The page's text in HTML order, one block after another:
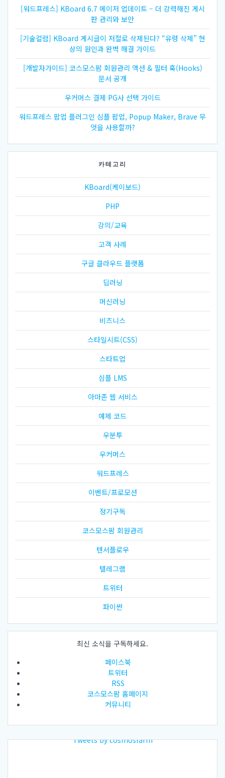
[워드프레스] KBoard 6.7 메이저 업데이트 – 더 강력해진 게시
판 관리와 보안
[기술컬럼] KBoard 게시글이 저절로 삭제된다? “유령 삭제” 현
상의 원인과 완벽 해결 가이드
[개발자가이드] 코스모스팜 회원관리 액션 & 필터 훅(Hooks)
문서 공개
우커머스 결제 PG사 선택 가이드
워드프레스 팝업 플러그인 심플 팝업, Popup Maker, Brave 무
엇을 사용할까?
카테고리
KBoard(케이보드)
PHP
강의/교육
고객 사례
구글 클라우드 플랫폼
딥러닝
머신러닝
비즈니스
스타일시트(CSS)
스타트업
심플 LMS
아마존 웹 서비스
예제 코드
우분투
우커머스
워드프레스
이벤트/프로모션
정기구독
코스모스팜 회원관리
텐서플로우
텔레그램
트위터
파이썬
최신 소식을 구독하세요.
페이스북
트위터
RSS
코스모스팜 홈페이지
커뮤니티
Tweets by cosmosfarm